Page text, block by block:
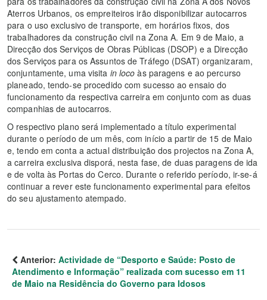
Aterros Urbanos, os empreiteiros irão disponibilizar autocarros
para o uso exclusivo de transporte, em horários fixos, dos
trabalhadores da construção civil na Zona A. Em 9 de Maio, a
Direcção dos Serviços de Obras Públicas (DSOP) e a Direcção
dos Serviços para os Assuntos de Tráfego (DSAT) organizaram,
conjuntamente, uma visita in loco às paragens e ao percurso
planeado, tendo-se procedido com sucesso ao ensaio do
funcionamento da respectiva carreira em conjunto com as duas
companhias de autocarros.
O respectivo plano será implementado a título experimental
durante o período de um mês, com início a partir de 15 de Maio
e, tendo em conta a actual distribuição dos projectos na Zona A,
a carreira exclusiva disporá, nesta fase, de duas paragens de ida
e de volta às Portas do Cerco. Durante o referido período, ir-se-á
continuar a rever este funcionamento experimental para efeitos
do seu ajustamento atempado.
Anterior: Actividade de “Desporto e Saúde: Posto de
Atendimento e Informação” realizada com sucesso em 11
de Maio na Residência do Governo para Idosos